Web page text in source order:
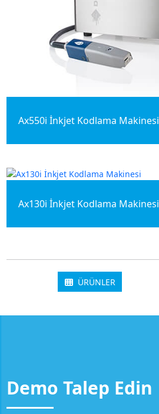
Ax550i İnkjet Kodlama Makinesi
Ax130i İnkjet Kodlama Makinesi
ÜRÜNLER
Demo Talep Edin